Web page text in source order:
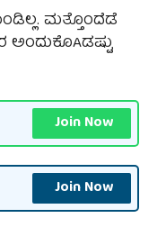
ಮತ್ತೊಂದೆಡೆ
Join Now
Join Now